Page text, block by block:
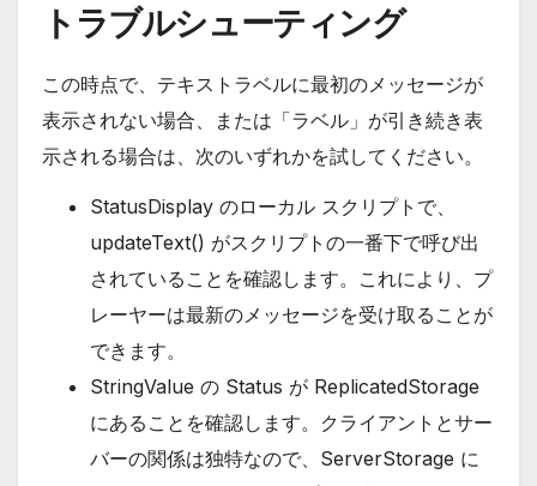
トラブルシューティング
この時点で、テキストラベルに最初のメッセージが
表示されない場合、または「ラベル」が引き続き表
示される場合は、次のいずれかを試してください。
StatusDisplay のローカル スクリプトで、
updateText() がスクリプトの一番下で呼び出
されていることを確認します。これにより、プ
レーヤーは最新のメッセージを受け取ることが
できます。
StringValue の Status が ReplicatedStorage
にあることを確認します。クライアントとサー
バーの関係は独特なので、ServerStorage に